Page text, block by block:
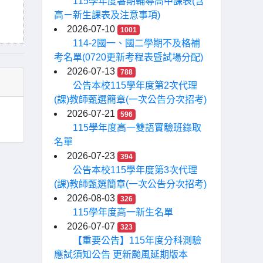
高ㄧ新生課表及注意事項)
2026-07-10
1001
114-2國一、國二學期不及格補
考名單(0720更新考程表暨試場分配)
2026-07-13
788
公告本校115學年度第2次代理
(課)教師甄選簡章(一次公告分次招考)
2026-07-21
596
115學年度高一雙語實驗班錄取
名單
2026-07-23
394
公告本校115學年度第3次代理
(課)教師甄選簡章(一次公告分次招考)
2026-08-03
326
115學年度高一新生名單
2026-07-07
323
【重要公告】115年度分科測驗
應試須知公告 更新颱風延期版本